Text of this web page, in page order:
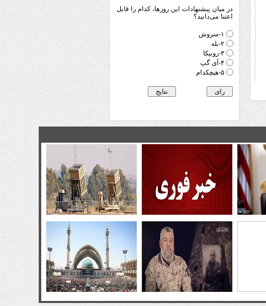
در میان پیشنهادات این روزها، کدام را قابل
اعتنا می‌دانید؟
۱-سروش
۲-بله
۳-روبیکا
۴-آی گپ
۵-هیچکدام